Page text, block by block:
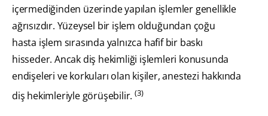
içermediğinden üzerinde yapılan işlemler genellikle
ağrısızdır. Yüzeysel bir işlem olduğundan çoğu
hasta işlem sırasında yalnızca hafif bir baskı
hisseder. Ancak diş hekimliği işlemleri konusunda
endişeleri ve korkuları olan kişiler, anestezi hakkında
diş hekimleriyle görüşebilir.(3)